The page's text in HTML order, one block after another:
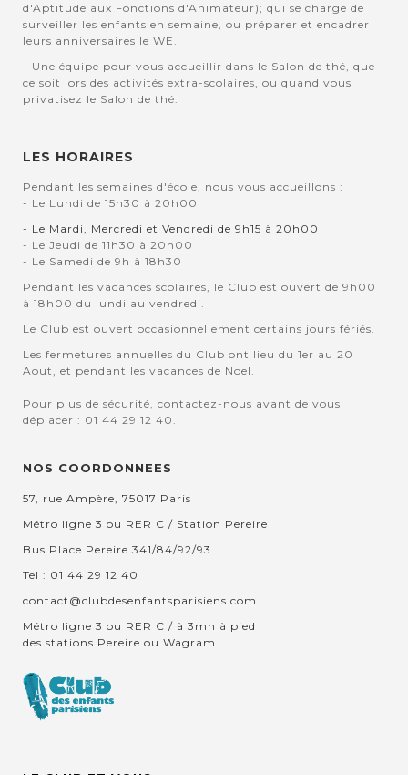
d'Aptitude aux Fonctions d'Animateur); qui se charge de
surveiller les enfants en semaine, ou préparer et encadrer
leurs anniversaires le WE.
- Une équipe pour vous accueillir dans le Salon de thé, que
ce soit lors des activités extra-scolaires, ou quand vous
privatisez le Salon de thé.
LES HORAIRES
Pendant les semaines d'école, nous vous accueillons :
- Le Lundi de 15h30 à 20h00
- Le Mardi, Mercredi et Vendredi de 9h15 à 20h00
- Le Jeudi de 11h30 à 20h00
- Le Samedi de 9h à 18h30
Pendant les vacances scolaires, le Club est ouvert de 9h00
à 18h00 du lundi au vendredi.
Le Club est ouvert occasionnellement certains jours fériés.
Les fermetures annuelles du Club ont lieu du 1er au 20
Aout, et pendant les vacances de Noel.
Pour plus de sécurité, contactez-nous avant de vous
déplacer : 01 44 29 12 40.
NOS COORDONNEES
57, rue Ampère, 75017 Paris
Métro ligne 3 ou RER C / Station Pereire
Bus Place Pereire 341/84/92/93
Tel : 01 44 29 12 40
contact@clubdesenfantsparisiens.com
Métro ligne 3 ou RER C / à 3mn à pied
des stations Pereire ou Wagram